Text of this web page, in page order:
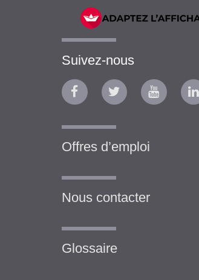
Suivez-nous
Offres d’emploi
Nous contacter
Glossaire